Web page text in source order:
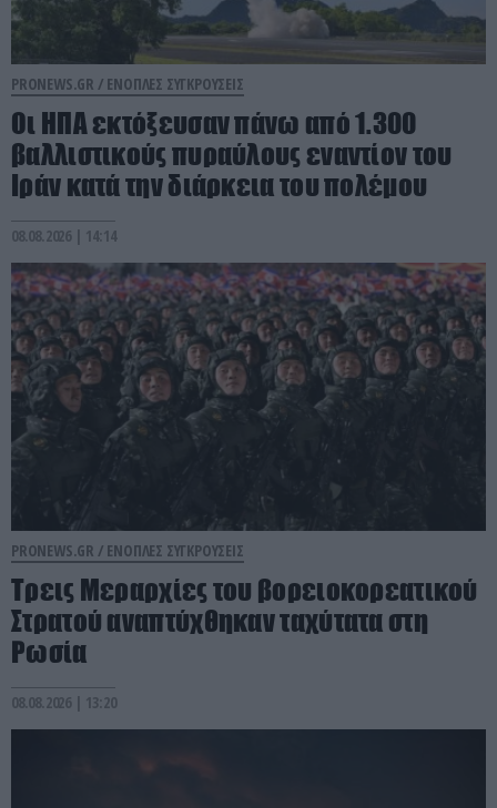
PRONEWS.GR / ΕΝΟΠΛΕΣ ΣΥΓΚΡΟΥΣΕΙΣ
Οι ΗΠΑ εκτόξευσαν πάνω από 1.300
βαλλιστικούς πυραύλους εναντίον του
Ιράν κατά την διάρκεια του πολέμου
08.08.2026 | 14:14
PRONEWS.GR / ΕΝΟΠΛΕΣ ΣΥΓΚΡΟΥΣΕΙΣ
Τρεις Μεραρχίες του βορειοκορεατικού
Στρατού αναπτύχθηκαν ταχύτατα στη
Ρωσία
08.08.2026 | 13:20